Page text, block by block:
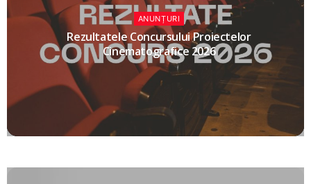
ANUNȚURI
Rezultatele Concursului Proiectelor
Cinematografice 2026